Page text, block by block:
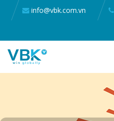
info@vbk.com.vn